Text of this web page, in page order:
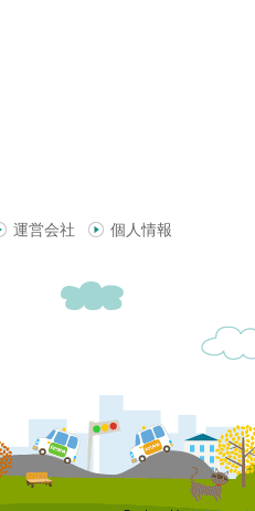
運営会社 個人情報